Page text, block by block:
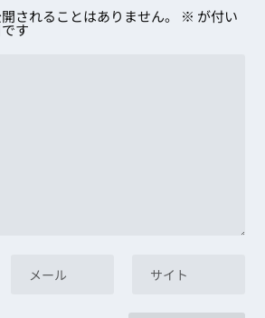
されることはありません。 ※ が付い
す